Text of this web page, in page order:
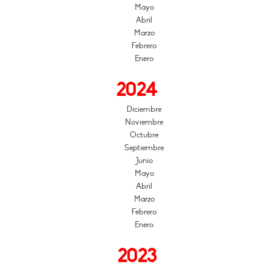
Mayo
Abril
Marzo
Febrero
Enero
2024
Diciembre
Noviembre
Octubre
Septiembre
Junio
Mayo
Abril
Marzo
Febrero
Enero
2023